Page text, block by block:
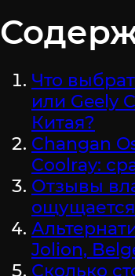
Что
или Geely
Китая?
Changan
Coolray:
Отзывы
Jolion,
Сколько